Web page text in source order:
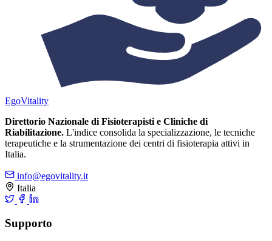
EgoVitality
Direttorio Nazionale di Fisioterapisti e Cliniche di
Riabilitazione. L'indice consolida la specializzazione, le tecniche
terapeutiche e la strumentazione dei centri di fisioterapia attivi in
Italia.
info@egovitality.it
Italia
Supporto